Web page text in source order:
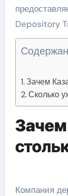
Depository
Зачем
Сколько
Зачем
Компания